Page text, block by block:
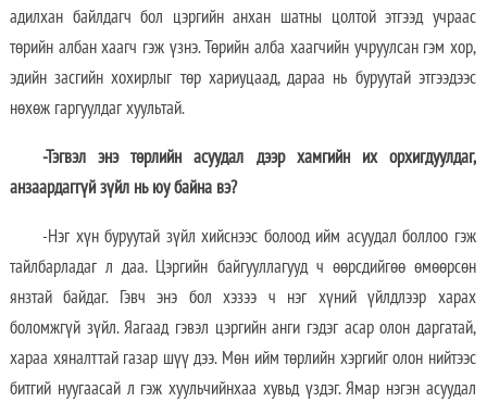
адилхан байлдагч бол цэргийн анхан шатны цолтой этгээд учраас
төрийн албан хаагч гэж үзнэ. Төрийн алба хаагчийн учруулсан гэм хор,
эдийн засгийн хохирлыг төр хариуцаад, дараа нь буруутай этгээдээс
нөхөж гаргуулдаг хуультай.
-Тэгвэл энэ төрлийн асуудал дээр хамгийн их орхигдуулдаг,
анзаардаггүй зүйл нь юу байна вэ?
-Нэг хүн буруутай зүйл хийснээс болоод ийм асуудал боллоо гэж
тайлбарладаг л даа. Цэргийн байгууллагууд ч өөрсдийгөө өмөөрсөн
янзтай байдаг. Гэвч энэ бол хэзээ ч нэг хүний үйлдлээр харах
боломжгүй зүйл. Яагаад гэвэл цэргийн анги гэдэг асар олон даргатай,
хараа хяналттай газар шүү дээ. Мөн ийм төрлийн хэргийг олон нийтээс
битгий нуугаасай л гэж хуульчийнхаа хувьд үздэг. Ямар нэгэн асуудал